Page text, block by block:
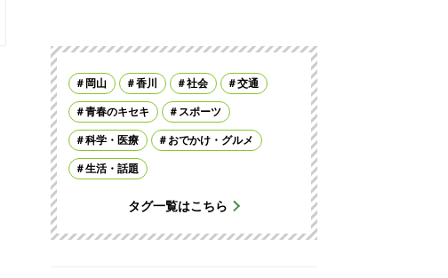
岡山 香川 社会 交通
青春のキセキ スポーツ
科学・医療 おでかけ・グルメ
生活・話題
タグ一覧はこちら